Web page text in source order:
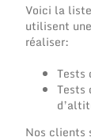
Voici la
utilisent une
réaliser:
Tests
Tests
Nos clients